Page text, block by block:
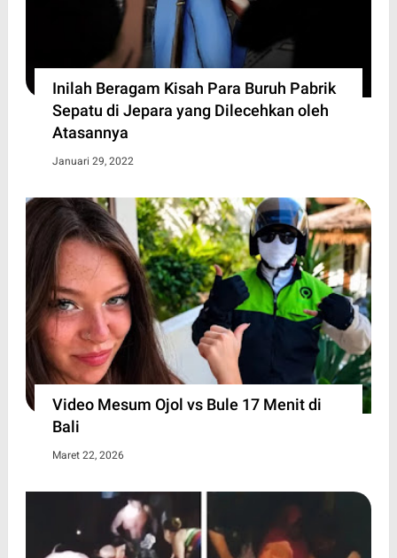
Inilah Beragam Kisah Para Buruh Pabrik
Sepatu di Jepara yang Dilecehkan oleh
Atasannya
Januari 29, 2022
Video Mesum Ojol vs Bule 17 Menit di
Bali
Maret 22, 2026